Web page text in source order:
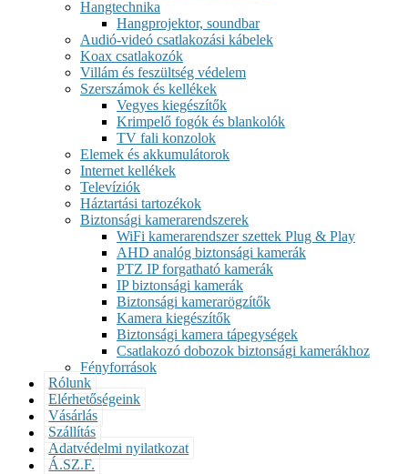
Hangtechnika
Hangprojektor, soundbar
Audió-videó csatlakozási kábelek
Koax csatlakozók
Villám és feszültség védelem
Szerszámok és kellékek
Vegyes kiegészítők
Krimpelő fogók és blankolók
TV fali konzolok
Elemek és akkumulátorok
Internet kellékek
Televíziók
Háztartási tartozékok
Biztonsági kamerarendszerek
WiFi kamerarendszer szettek Plug & Play
AHD analóg biztonsági kamerák
PTZ IP forgatható kamerák
IP biztonsági kamerák
Biztonsági kamerarögzítők
Kamera kiegészítők
Biztonsági kamera tápegységek
Csatlakozó dobozok biztonsági kamerákhoz
Fényforrások
Rólunk
Elérhetőségeink
Vásárlás
Szállítás
Adatvédelmi nyilatkozat
Á.SZ.F.